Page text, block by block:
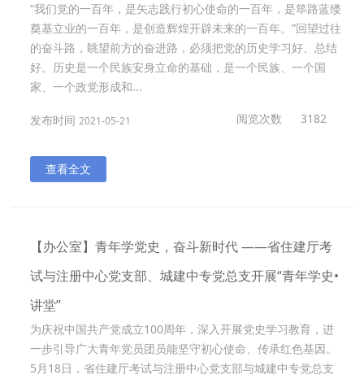
“我们党的一百年，是矢志践行初心使命的一百年，是筚路蓝缕
奠基立业的一百年，是创造辉煌开辟未来的一百年。”回望过往
的奋斗路，眺望前方的奋进路，必须把党的历史学习好、总结
好。历史是一个民族安身立命的基础，是一个民族、一个国
家、一个政党形成和...
发布时间 2021-05-21 阅览次数 3182
查看全文
【办公室】青年学党史，奋斗新时代 ——省住建厅考
试与注册中心党支部、城建中专党总支开展“青年学史•
讲堂”
为庆祝中国共产党成立100周年，深入开展党史学习教育，进
一步引导广大青年党员团员能坚守初心使命、传承红色基因。
5月18日，省住建厅考试与注册中心党支部与城建中专党总支